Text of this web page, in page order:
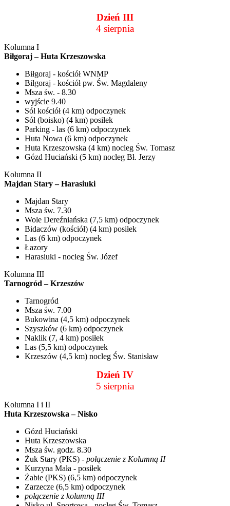
Dzień III
4 sierpnia
Kolumna I
Biłgoraj – Huta Krzeszowska
Biłgoraj - kościół WNMP
Biłgoraj - kościół pw. Św. Magdaleny
Msza św. - 8.30
wyjście 9.40
Sól kościół (4 km) odpoczynek
Sól (boisko) (4 km) posiłek
Parking - las (6 km) odpoczynek
Huta Nowa (6 km) odpoczynek
Huta Krzeszowska (4 km) nocleg Św. Tomasz
Gózd Huciański (5 km) nocleg Bł. Jerzy
Kolumna II
Majdan Stary – Harasiuki
Majdan Stary
Msza św. 7.30
Wole Dereźniańska (7,5 km) odpoczynek
Bidaczów (kościół) (4 km) posiłek
Las (6 km) odpoczynek
Łazory
Harasiuki - nocleg Św. Józef
Kolumna III
Tarnogród – Krzeszów
Tarnogród
Msza św. 7.00
Bukowina (4,5 km) odpoczynek
Szyszków (6 km) odpoczynek
Naklik (7, 4 km) posiłek
Las (5,5 km) odpoczynek
Krzeszów (4,5 km) nocleg Św. Stanisław
Dzień IV
5 sierpnia
Kolumna I i II
Huta Krzeszowska – Nisko
Gózd Huciański
Huta Krzeszowska
Msza św. godz. 8.30
Żuk Stary (PKS) - połączenie z Kolumną II
Kurzyna Mała - posiłek
Żabie (PKS) (6,5 km) odpoczynek
Zarzecze (6,5 km) odpoczynek
połączenie z kolumną III